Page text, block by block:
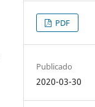
PDF
Publicado
2020-03-30